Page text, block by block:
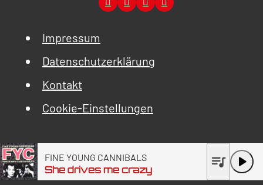
Impressum
Datenschutzerklärung
Kontakt
Cookie-Einstellungen
FINE YOUNG CANNIBALS
She drives me crazy play_arrow
queue_music